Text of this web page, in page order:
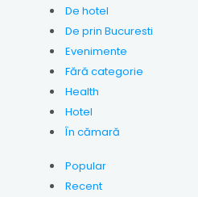
De hotel
De prin Bucuresti
Evenimente
Fără categorie
Health
Hotel
În cămară
Popular
Recent